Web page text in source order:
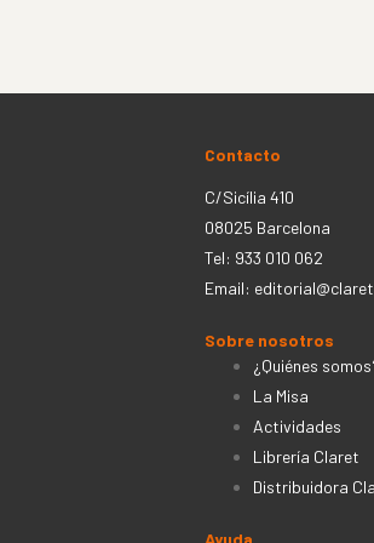
Contacto
C/Sicília 410
08025 Barcelona
Tel: 933 010 062
Email:
Sobre nosotros
¿Quiénes
La Misa
Actividades
Librería Claret
Distribuidora
Ayuda